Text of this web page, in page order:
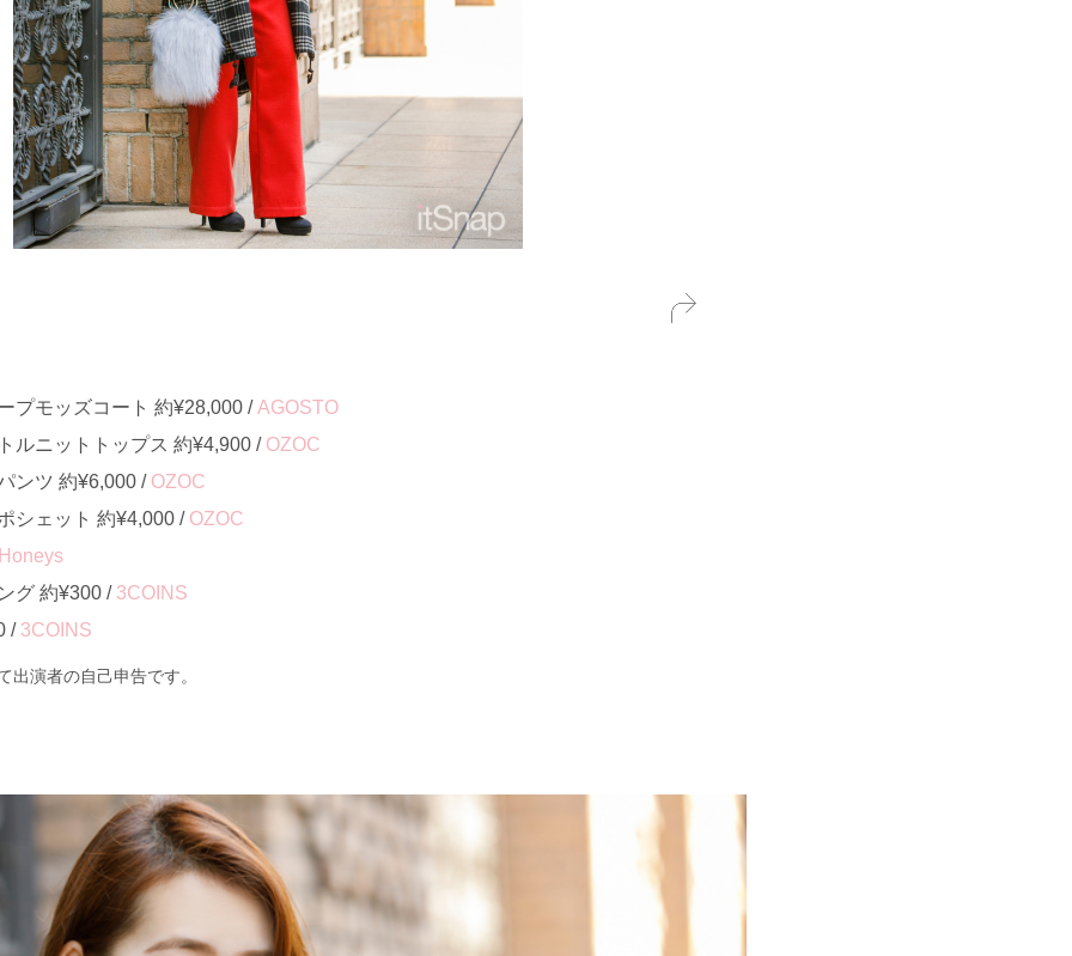
プモッズコート 約¥28,000 /AGOSTO
ルニットトップス 約¥4,900 / OZOC
ンツ 約¥6,000 / OZOC
シェット 約¥4,000 / OZOC
グ 約¥300 / 3COINS
/ 3COINS
演者の自己申告です。